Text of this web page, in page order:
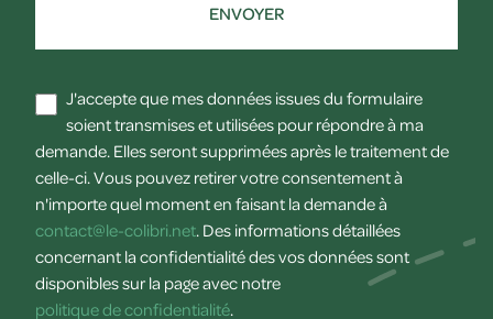
ENVOYER
J'accepte que mes données issues du formulaire
soient transmises et utilisées pour répondre à ma
demande. Elles seront supprimées après le traitement de
celle-ci. Vous pouvez retirer votre consentement à
n'importe quel moment en faisant la demande à
contact@le-colibri.net. Des informations détaillées
concernant la confidentialité des vos données sont
disponibles sur la page avec notre
politique de confidentialité.